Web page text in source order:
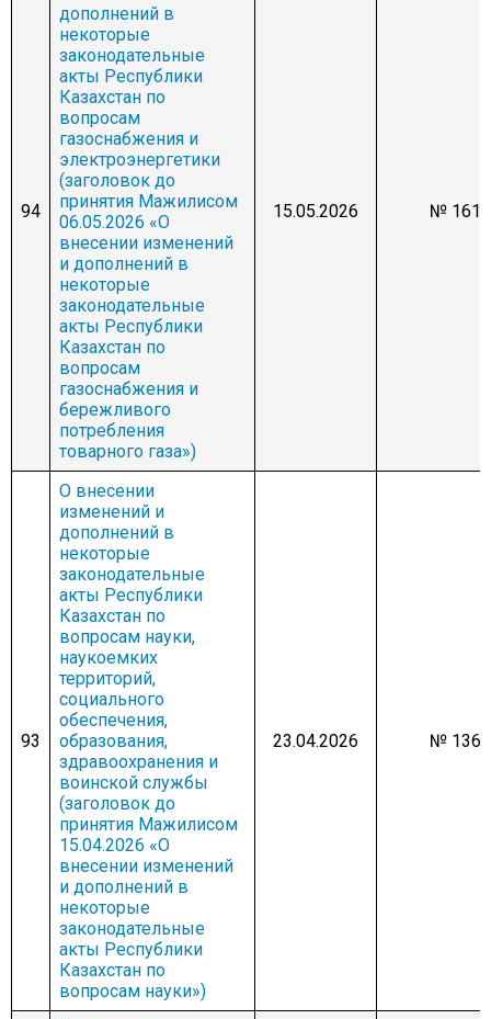
94
дополнений в
некоторые
законодательные
акты Республики
Казахстан по
вопросам
газоснабжения и
электроэнергетики
(заголовок до
принятия Мажилисом
06.05.2026 «О
внесении изменений
и дополнений в
некоторые
законодательные
акты Республики
Казахстан по
вопросам
газоснабжения и
бережливого
потребления
товарного газа»)
15.05.2026 № 1615
93
О внесении
изменений и
дополнений в
некоторые
законодательные
акты Республики
Казахстан по
вопросам науки,
наукоемких
территорий,
социального
обеспечения,
образования,
здравоохранения и
воинской службы
(заголовок до
принятия Мажилисом
15.04.2026 «О
внесении изменений
и дополнений в
некоторые
законодательные
акты Республики
Казахстан по
вопросам науки»)
23.04.2026 № 1366